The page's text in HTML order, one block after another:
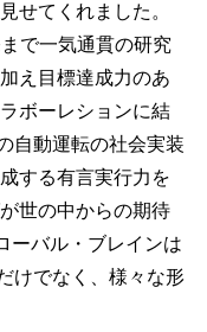
せてくれました。
で一気通貫の研究
え目標達成力のあ
ボーレションに結
自動運転の社会実装
する有言実行力を
世の中からの期待
ーバル・ブレインは
けでなく、様々な形